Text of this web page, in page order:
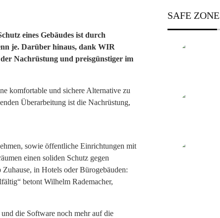
eines Gebäudes ist durch
je. Darüber hinaus, dank WIR
Nachrüstung und preisgünstiger im
komfortable und sichere Alternative zu
Überarbeitung ist die Nachrüstung,
sowie öffentliche Einrichtungen mit
einen soliden Schutz gegen
in Hotels oder Bürogebäuden:
betont Wilhelm Rademacher,
die Software noch mehr auf die
SAFE ZONE